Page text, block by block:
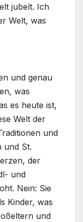
jubelt. Ich
Welt, was
und genau
was
es heute ist,
Welt der
und
und St.
der
und
Nein: Sie
Kinder, was
und